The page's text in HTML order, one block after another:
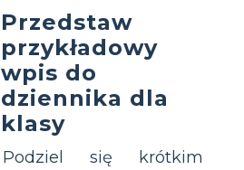
Przedstaw
przykładowy
wpis do
dziennika dla
klasy
Podziel się krótkim